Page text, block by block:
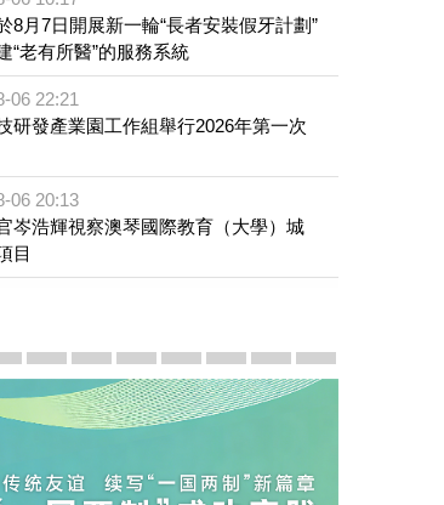
任經濟財政司司長吳惠嫻監誓
8月7日開展新一輪“長者安裝假牙計劃”
“老有所醫”的服務系統
06 22:21
研發產業園工作組舉行2026年第一次
06 20:13
岑浩輝視察澳琴國際教育（大學）城
目
廣
統友誼 續寫“一國兩制”新篇章 — 澳門“一國
片集
行政長官岑浩輝11月18日發表2026年施政報
施政特寫澳門特別行政區經濟和社會發展第
橫琴粵澳深度合作區專題網站
施政小講堂
走進澳門澳門相簿2020
《澳门微视